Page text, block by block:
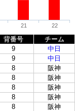
21 22
背番号
チーム
9
中日
9
中日
8
阪神
8
阪神
8
阪神
8
阪神
8
阪神